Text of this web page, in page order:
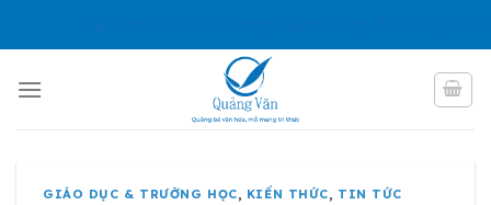
GIÁO DỤC & TRƯỜNG HỌC, KIẾN THỨC, TIN TỨC